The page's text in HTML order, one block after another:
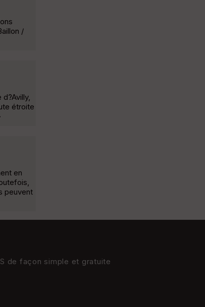
/
étroite
en
peuvent
de façon simple et gratuite